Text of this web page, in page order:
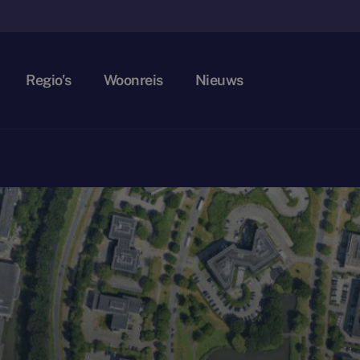
Regio's Woonreis Nieuws